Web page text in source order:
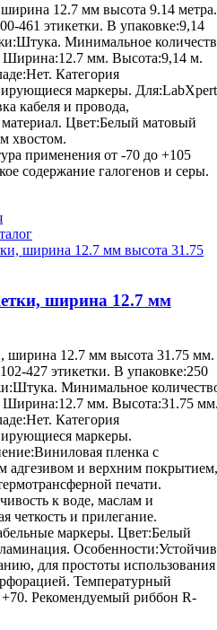
12.7 мм высота 9.14 метра.
461 этикетки. В упаковке:9,14
Минимальное
Ширина:12.7 мм. Высота:9,14 м.
Категория
маркеры.
кабеля и провода,
Цвет:Белый матовый
хвостом.
применения от -70 до +105
содержание галогенов и серы.
ширина 12.7 мм
ширина 12.7 мм высота 31.75 мм.
427 этикетки. В упаковке:250
Минимальное
Ширина:12.7 мм. Высота:31.75
Категория
маркеры.
пленка с
адгезивом и верхним покрытием,
печати.
к воде, маслам и
четкость и прилегание.
маркеры. Цвет:Белый
Особенности:Устойчив
для простоты использования
Температурный
+70. Рекомендуемый риббон R-